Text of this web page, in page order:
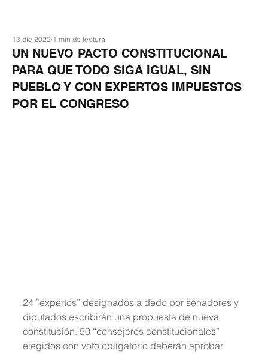
UN NUEVO PACTO CONSTITUCIONAL
PARA QUE TODO SIGA IGUAL, SIN
PUEBLO Y CON EXPERTOS IMPUESTOS
POR EL CONGRESO
13 dic 2022 1 min de lectura
24 “expertos” designados a dedo por senadores y
diputados escribirán una propuesta de nueva
constitución. 50 “consejeros constitucionales”
elegidos con voto obligatorio deberán aprobar